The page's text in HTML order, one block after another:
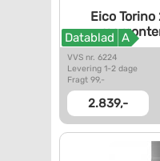
Eico
Datablad A
VVS nr. 6224
Levering 1-2 dage
Fragt 99,-
2.839,-